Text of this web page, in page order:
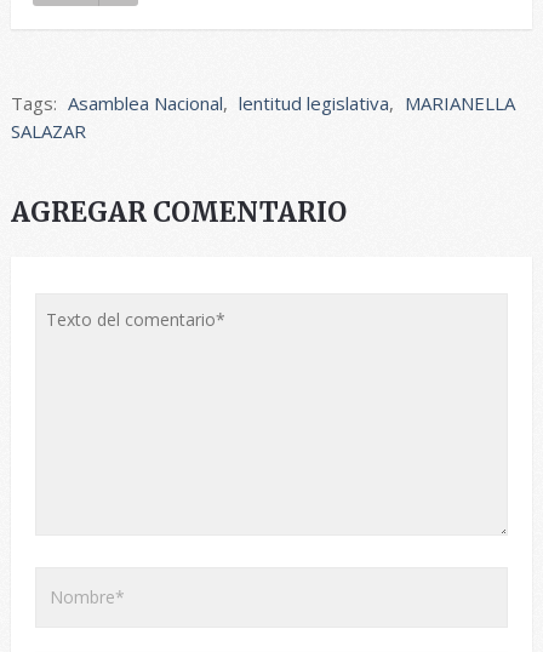
Tags: Asamblea Nacional, lentitud legislativa, MARIANELLA
SALAZAR
AGREGAR COMENTARIO